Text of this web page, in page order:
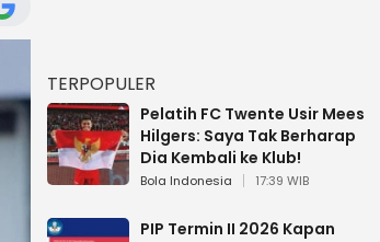
TERPOPULER
Pelatih FC Twente Usir Mees
Hilgers: Saya Tak Berharap
Dia Kembali ke Klub!
Bola Indonesia 17:39 WIB
PIP Termin II 2026 Kapan